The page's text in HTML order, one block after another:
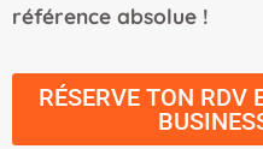
référence absolue !
RÉSERVE TON RDV